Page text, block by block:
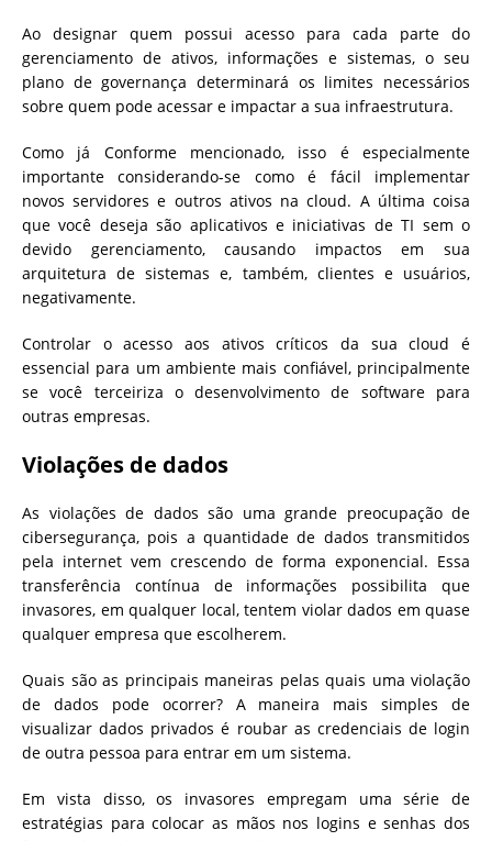
Ao designar quem possui acesso para cada parte do
gerenciamento de ativos, informações e sistemas, o seu
plano de governança determinará os limites necessários
sobre quem pode acessar e impactar a sua infraestrutura.
Como já Conforme mencionado, isso é especialmente
importante considerando-se como é fácil implementar
novos servidores e outros ativos na cloud. A última coisa
que você deseja são aplicativos e iniciativas de TI sem o
devido gerenciamento, causando impactos em sua
arquitetura de sistemas e, também, clientes e usuários,
negativamente.
Controlar o acesso aos ativos críticos da sua cloud é
essencial para um ambiente mais confiável, principalmente
se você terceiriza o desenvolvimento de software para
outras empresas.
Violações de dados
As violações de dados são uma grande preocupação de
cibersegurança, pois a quantidade de dados transmitidos
pela internet vem crescendo de forma exponencial. Essa
transferência contínua de informações possibilita que
invasores, em qualquer local, tentem violar dados em quase
qualquer empresa que escolherem.
Quais são as principais maneiras pelas quais uma violação
de dados pode ocorrer? A maneira mais simples de
visualizar dados privados é roubar as credenciais de login
de outra pessoa para entrar em um sistema.
Em vista disso, os invasores empregam uma série de
estratégias para colocar as mãos nos logins e senhas dos